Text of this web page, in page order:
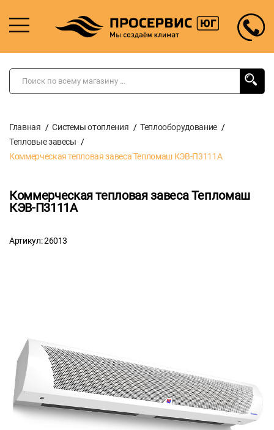
Главная Системы отопления
Теплооборудование
Тепловые завесы
Коммерческая тепловая завеса Тепломаш КЭВ-П3111A
Коммерческая тепловая завеса Тепломаш
КЭВ-П3111A
Артикул: 26013